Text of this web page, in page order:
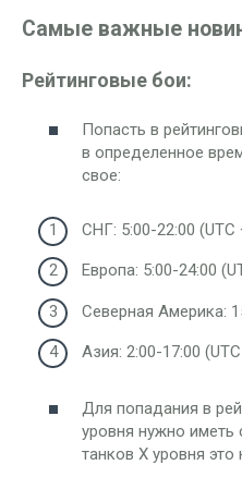
Самые важные
Рейтинговые бои:
Попасть в
в определенное
свое:
СНГ: 5:00-22:00 (UTC
Европа: 5:00-24:00
Северная Америка:
Азия: 2:00-17:00
Для попадания в
уровня нужно
танков X уровня это